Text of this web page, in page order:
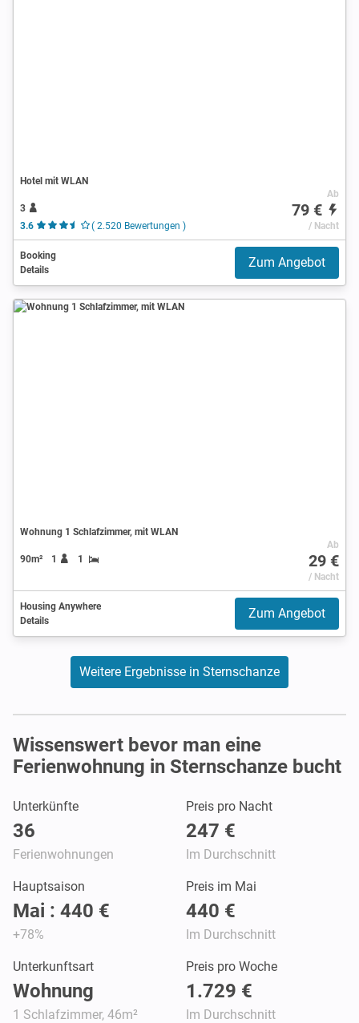
Hotel mit WLAN
3
3.6
( 2.520 Bewertungen )
Ab
79 €
/ Nacht
Booking
Details
Zum Angebot
Wohnung 1 Schlafzimmer, mit WLAN
90m² 1 1
Ab
29 €
/ Nacht
Housing Anywhere
Details
Zum Angebot
Weitere Ergebnisse in Sternschanze
Wissenswert bevor man eine
Ferienwohnung in Sternschanze bucht
Unterkünfte
36
Ferienwohnungen
Preis pro Nacht
247 €
Im Durchschnitt
Hauptsaison
Mai : 440 €
+78%
Preis im Mai
440 €
Im Durchschnitt
Unterkunftsart
Wohnung
1 Schlafzimmer, 46m²
Preis pro Woche
1.729 €
Im Durchschnitt